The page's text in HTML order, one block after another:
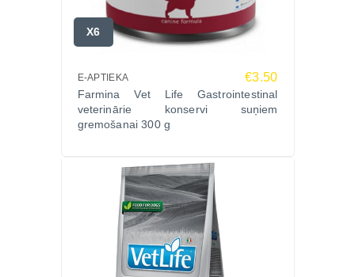
X6
E-APTIEKA €3.50
Farmina Vet Life Gastrointestinal
veterinārie konservi suņiem
gremošanai 300 g